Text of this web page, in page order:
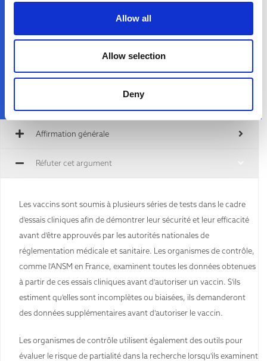
Allow all
Allow selection
Deny
Que pourrais-je dire à quelqu'un fixé sur cette
Affirmation générale
Réfuter cet argument
Les vaccins sont soumis à plusieurs séries de tests dans le cadre
d'essais cliniques afin de démontrer leur sécurité et leur efficacité
avant d'être approuvés par les autorités nationales de
réglementation médicale et sanitaire. Les organismes de contrôle,
comme l'ANSM en France, examinent toutes les données obtenues
à partir de ces essais cliniques avant d'autoriser un vaccin. S'ils
estiment qu'elles sont incomplètes ou biaisées, ils demanderont
des données supplémentaires avant d'autoriser le vaccin.
Les organismes de contrôle utilisent également des outils pour
évaluer le risque de partialité dans la recherche lorsqu'ils examinent